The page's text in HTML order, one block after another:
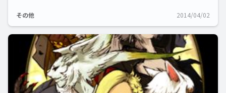
その他 2014/04/02